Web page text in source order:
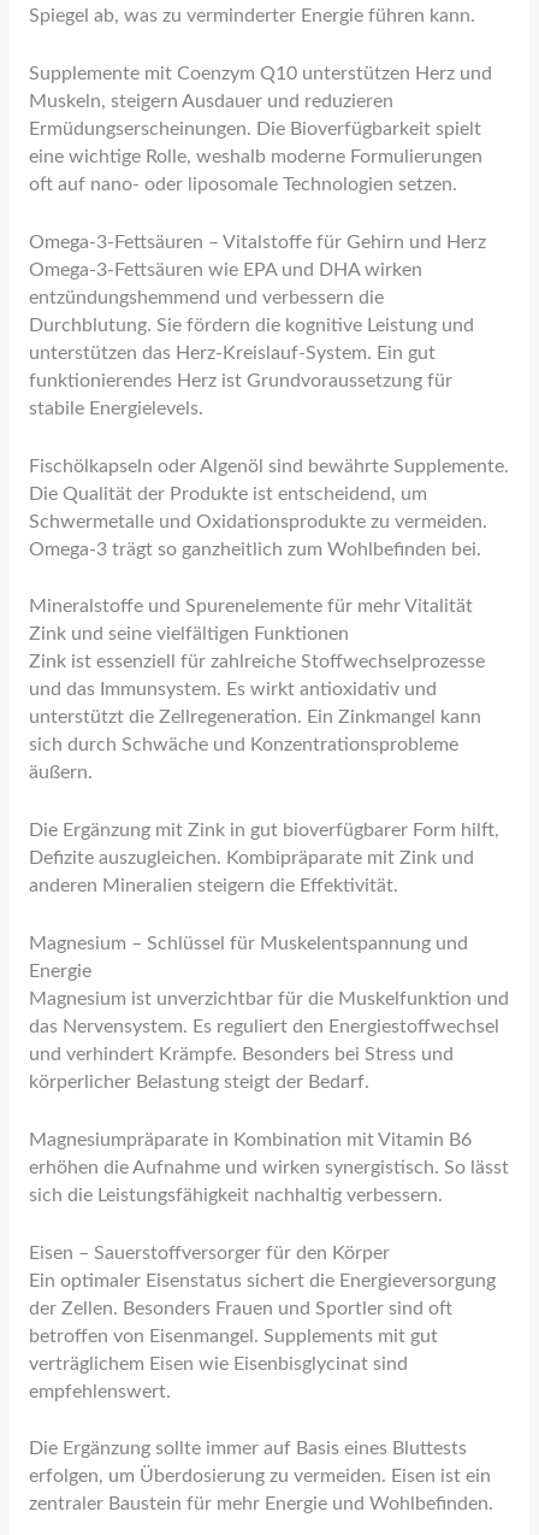
Spiegel ab, was zu verminderter Energie führen kann.
Supplemente mit Coenzym Q10 unterstützen Herz und
Muskeln, steigern Ausdauer und reduzieren
Ermüdungserscheinungen. Die Bioverfügbarkeit spielt
eine wichtige Rolle, weshalb moderne Formulierungen
oft auf nano- oder liposomale Technologien setzen.
Omega-3-Fettsäuren – Vitalstoffe für Gehirn und Herz
Omega-3-Fettsäuren wie EPA und DHA wirken
entzündungshemmend und verbessern die
Durchblutung. Sie fördern die kognitive Leistung und
unterstützen das Herz-Kreislauf-System. Ein gut
funktionierendes Herz ist Grundvoraussetzung für
stabile Energielevels.
Fischölkapseln oder Algenöl sind bewährte Supplemente.
Die Qualität der Produkte ist entscheidend, um
Schwermetalle und Oxidationsprodukte zu vermeiden.
Omega-3 trägt so ganzheitlich zum Wohlbefinden bei.
Mineralstoffe und Spurenelemente für mehr Vitalität
Zink und seine vielfältigen Funktionen
Zink ist essenziell für zahlreiche Stoffwechselprozesse
und das Immunsystem. Es wirkt antioxidativ und
unterstützt die Zellregeneration. Ein Zinkmangel kann
sich durch Schwäche und Konzentrationsprobleme
äußern.
Die Ergänzung mit Zink in gut bioverfügbarer Form hilft,
Defizite auszugleichen. Kombipräparate mit Zink und
anderen Mineralien steigern die Effektivität.
Magnesium – Schlüssel für Muskelentspannung und
Energie
Magnesium ist unverzichtbar für die Muskelfunktion und
das Nervensystem. Es reguliert den Energiestoffwechsel
und verhindert Krämpfe. Besonders bei Stress und
körperlicher Belastung steigt der Bedarf.
Magnesiumpräparate in Kombination mit Vitamin B6
erhöhen die Aufnahme und wirken synergistisch. So lässt
sich die Leistungsfähigkeit nachhaltig verbessern.
Eisen – Sauerstoffversorger für den Körper
Ein optimaler Eisenstatus sichert die Energieversorgung
der Zellen. Besonders Frauen und Sportler sind oft
betroffen von Eisenmangel. Supplements mit gut
verträglichem Eisen wie Eisenbisglycinat sind
empfehlenswert.
Die Ergänzung sollte immer auf Basis eines Bluttests
erfolgen, um Überdosierung zu vermeiden. Eisen ist ein
zentraler Baustein für mehr Energie und Wohlbefinden.